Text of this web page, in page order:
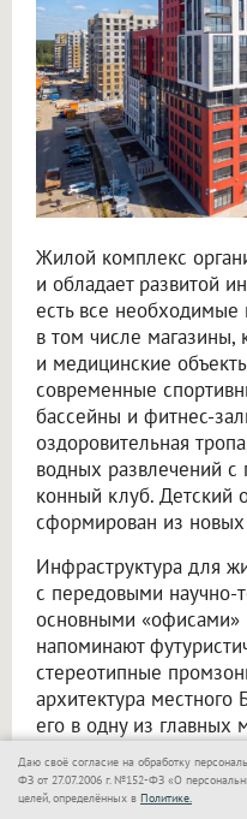
Жилой комплекс
и обладает развитой
есть все необходимые
в том числе
и медицинские
современные
бассейны и фитнес-
оздоровительная
водных развлечений
конный клуб. Детский
сформирован из
Инфраструктура для
с передовыми научно-
основными «офисами»
напоминают
стереотипные
архитектура местного
его в одну из главных
как досуговые, так и
общественного
Даю своё согласие на обработку
ФЗ от 27.07.2006 г. №152-ФЗ «О
целей, определённых в Политике.